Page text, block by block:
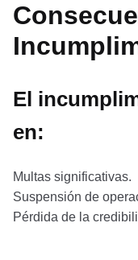
El
en:
Multas significativas.
Suspensión de
Pérdida de la